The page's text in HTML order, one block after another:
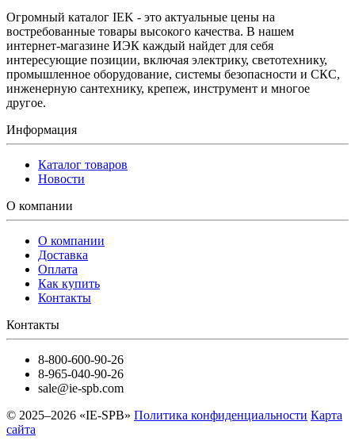
Огромный каталог IEK - это актуальные цены на
востребованные товары высокого качества. В нашем
интернет-магазине ИЭК каждый найдет для себя
интересующие позиции, включая электрику, светотехнику,
промышленное оборудование, системы безопасности и СКС,
инженерную сантехнику, крепеж, инструмент и многое
другое.
Информация
Каталог товаров
Новости
О компании
О компании
Доставка
Оплата
Как купить
Контакты
Контакты
8-800-600-90-26
8-965-040-90-26
sale@ie-spb.com
© 2025–2026 «IE-SPB» Политика конфиденциальности Карта
сайта